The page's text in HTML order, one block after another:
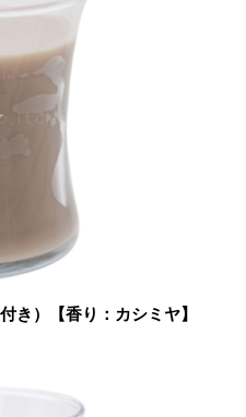
）【香り：カシミヤ】